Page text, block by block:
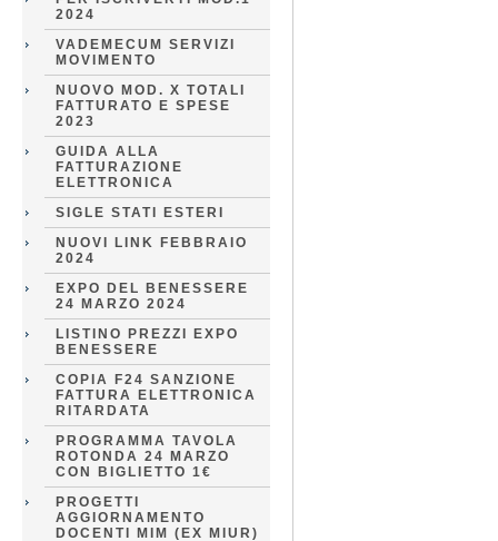
2024
VADEMECUM SERVIZI
MOVIMENTO
NUOVO MOD. X TOTALI
FATTURATO E SPESE
2023
GUIDA ALLA
FATTURAZIONE
ELETTRONICA
SIGLE STATI ESTERI
NUOVI LINK FEBBRAIO
2024
EXPO DEL BENESSERE
24 MARZO 2024
LISTINO PREZZI EXPO
BENESSERE
COPIA F24 SANZIONE
FATTURA ELETTRONICA
RITARDATA
PROGRAMMA TAVOLA
ROTONDA 24 MARZO
CON BIGLIETTO 1€
PROGETTI
AGGIORNAMENTO
DOCENTI MIM (EX MIUR)